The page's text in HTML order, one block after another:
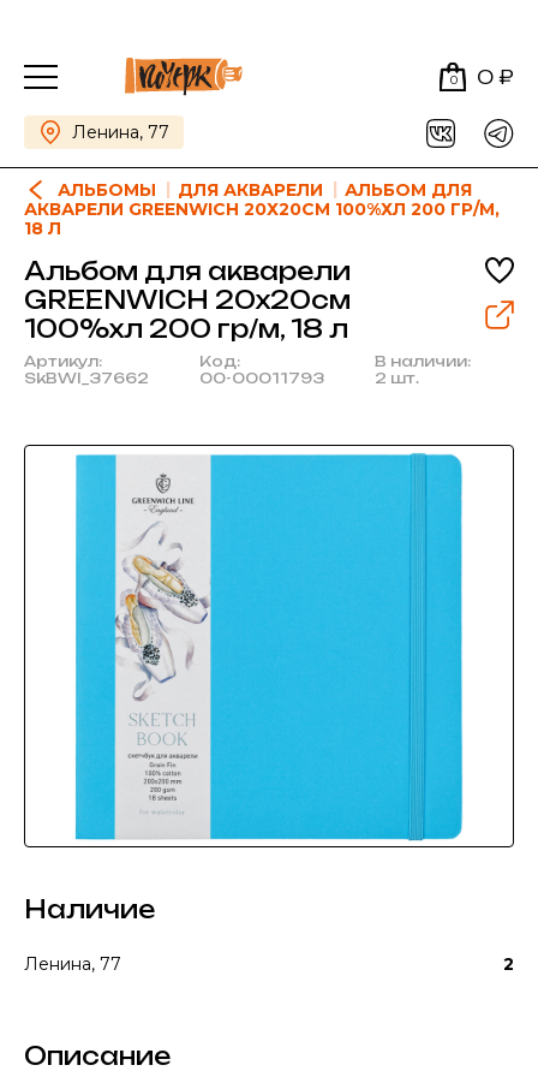
0 0 ₽
Ленина, 77
АЛЬБОМЫ ДЛЯ АКВАРЕЛИ
АЛЬБОМ ДЛЯ
АКВАРЕЛИ GREENWICH 20Х20СМ 100%ХЛ 200 ГР/М,
18 Л
Альбом для акварели
GREENWICH 20х20см
100%хл 200 гр/м, 18 л
Артикул:
SkBWI_37662
Код:
00-00011793
В наличии:
2 шт.
Наличие
Ленина, 77 2
Описание